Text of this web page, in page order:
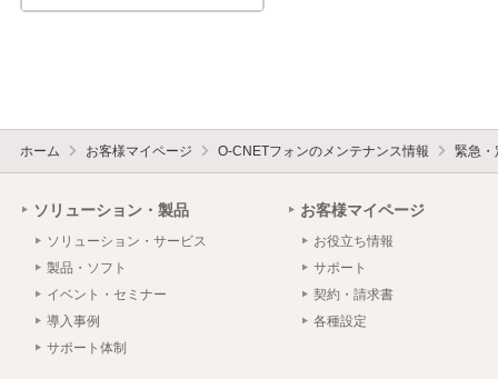
ホーム お客様マイページ O-CNETフォンのメンテナンス情報 緊急・
ソリューション・製品
ソリューション・サービス
製品・ソフト
イベント・セミナー
導入事例
サポート体制
お客様マイページ
お役立ち情報
サポート
契約・請求書
各種設定